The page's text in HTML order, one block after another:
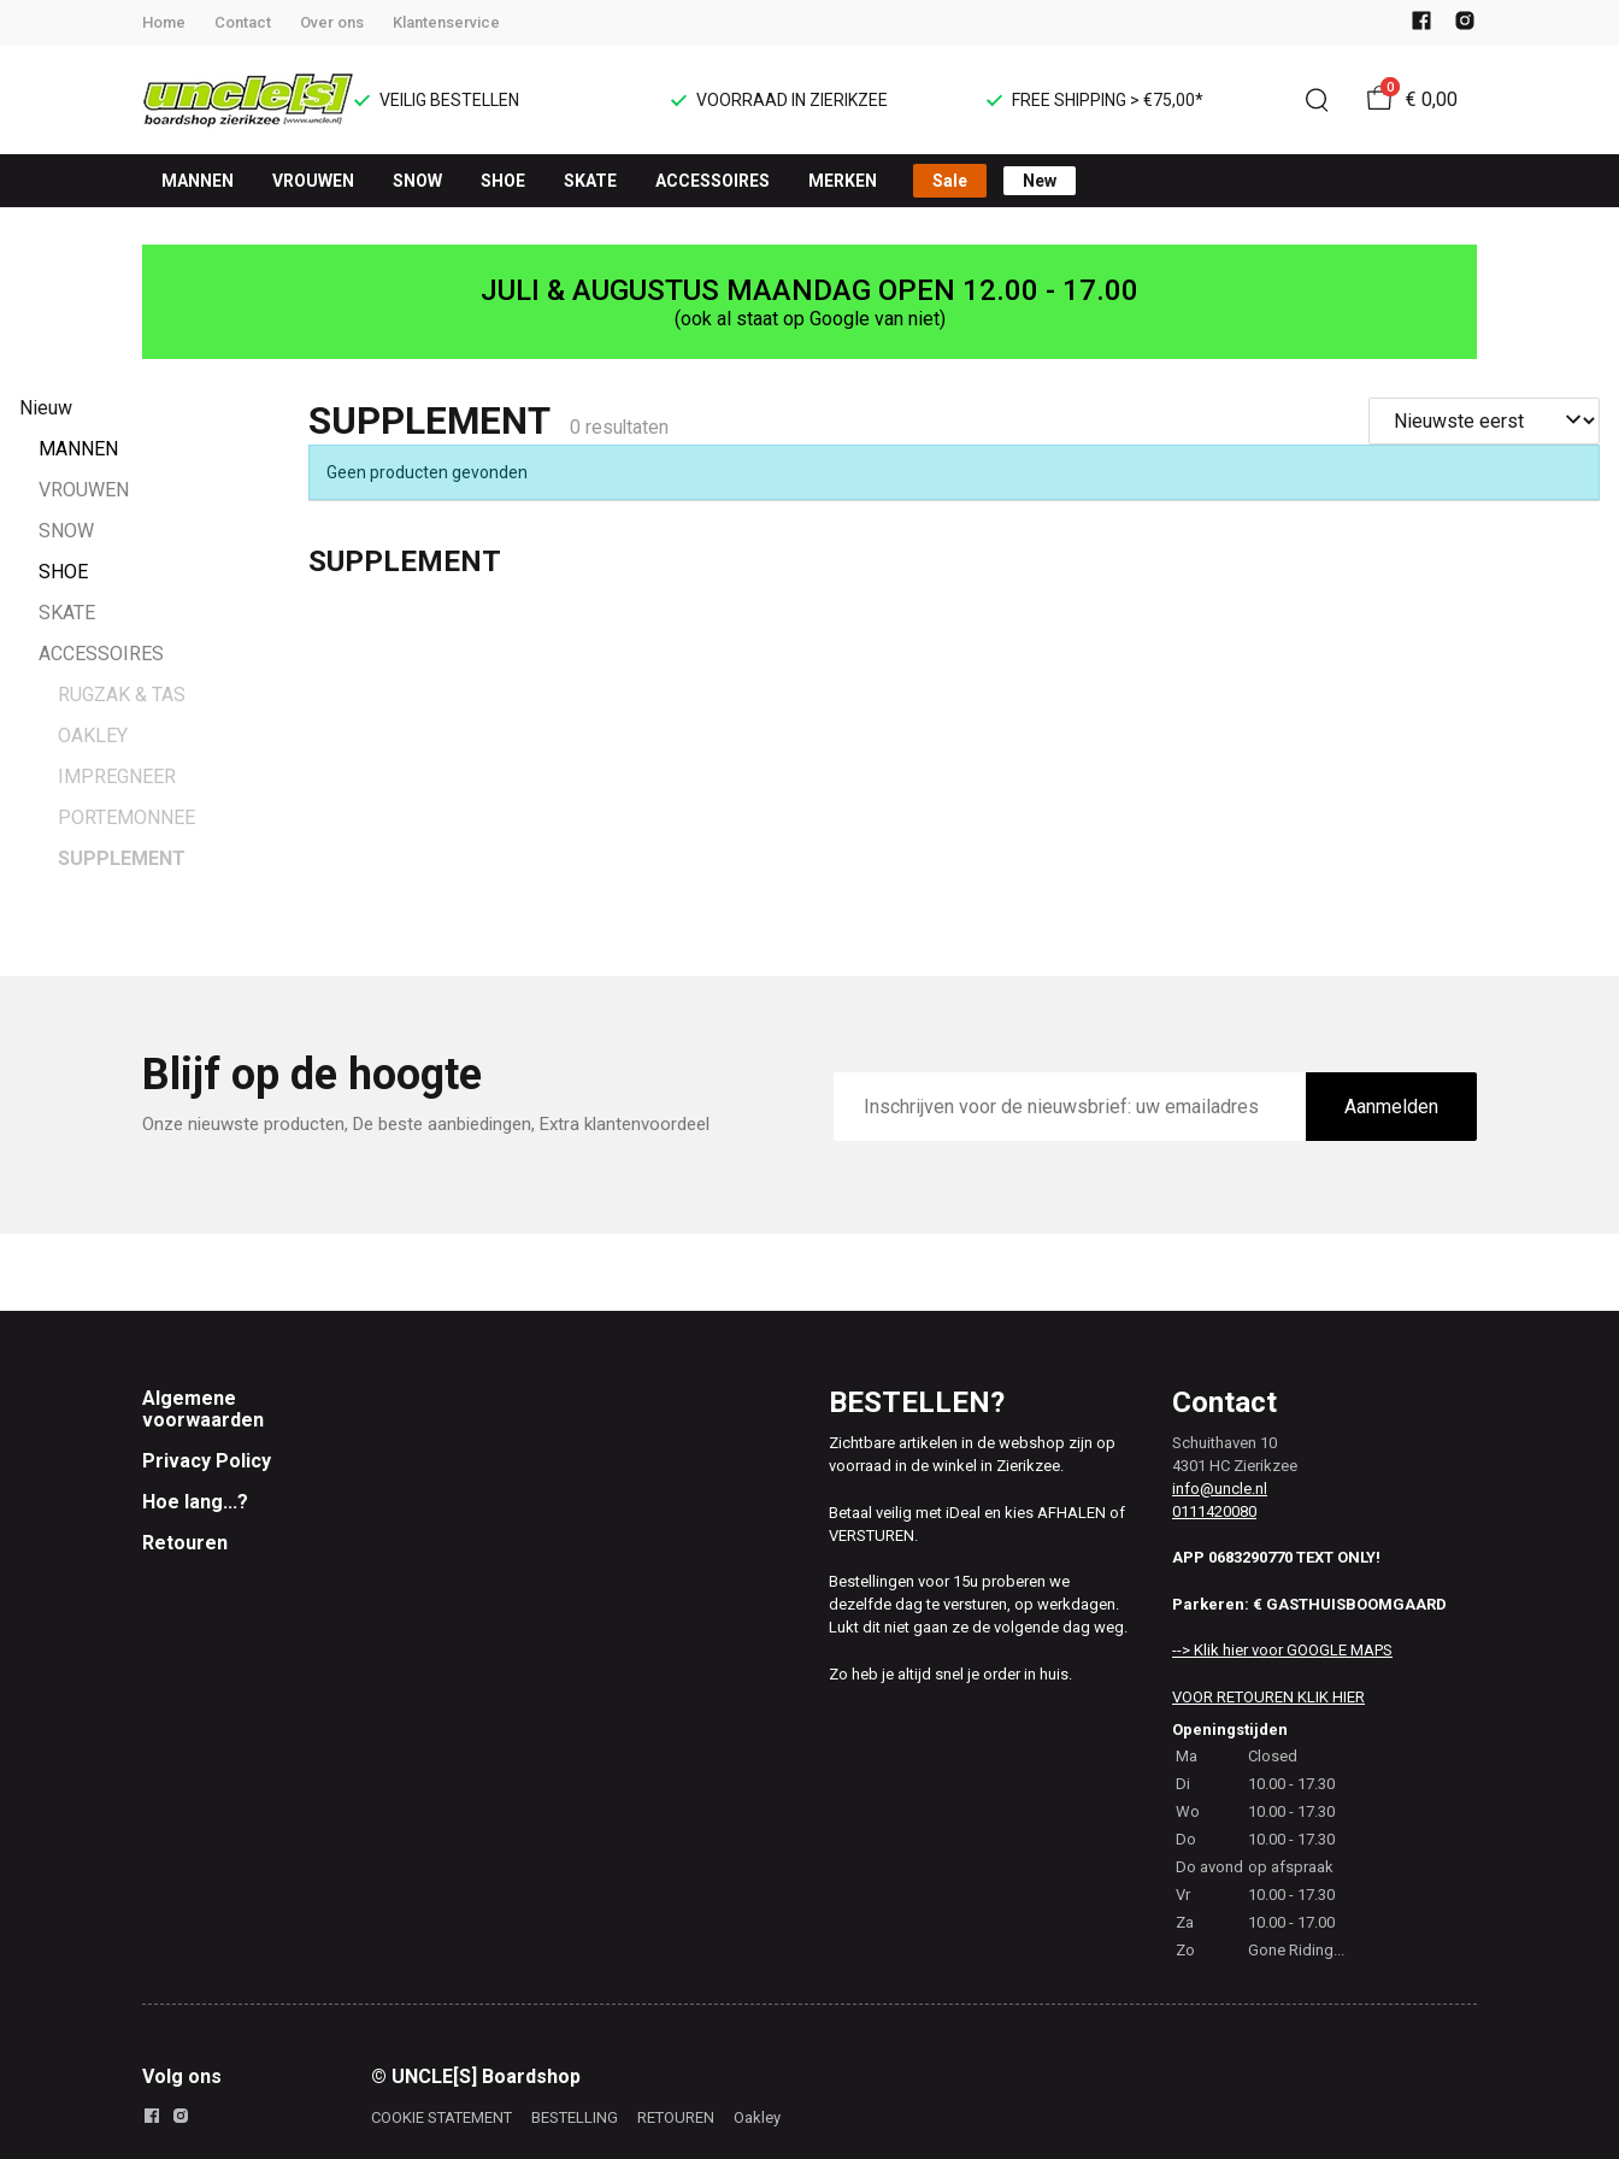
Home Contact Over ons Klantenservice
VEILIG BESTELLEN VOORRAAD IN ZIERIKZEE FREE SHIPPING > €75,00*
0
€ 0,00
MANNEN VROUWEN SNOW SHOE SKATE ACCESSOIRES MERKEN Sale New
Supplement
UNCLE[S]
Boardshop
JULI & AUGUSTUS MAANDAG OPEN 12.00 - 17.00
(ook al staat op Google van niet)
Nieuw
MANNEN
VROUWEN
SNOW
SHOE
SKATE
ACCESSOIRES
RUGZAK & TAS
OAKLEY
IMPREGNEER
PORTEMONNEE
SUPPLEMENT
SUPPLEMENT 0 resultaten
Geen producten gevonden
SUPPLEMENT
Blijf op de hoogte
Onze nieuwste producten, De beste aanbiedingen, Extra klantenvoordeel
mailadres
Aanmelden
Footer
Algemene
voorwaarden
Privacy Policy
Hoe lang...?
Retouren
BESTELLEN?
Zichtbare artikelen in de webshop zijn op
voorraad in de winkel in Zierikzee.
Betaal veilig met iDeal en kies AFHALEN of
VERSTUREN.
Bestellingen voor 15u proberen we
dezelfde dag te versturen, op werkdagen.
Lukt dit niet gaan ze de volgende dag weg.
Zo heb je altijd snel je order in huis.
Contact
Schuithaven 10
4301 HC Zierikzee
info@uncle.nl
0111420080
APP 0683290770 TEXT ONLY!
Parkeren: € GASTHUISBOOMGAARD
--> Klik hier voor GOOGLE MAPS
VOOR RETOUREN KLIK HIER
Openingstijden
Ma
Closed
Di
10.00 - 17.30
Wo
10.00 - 17.30
Do
10.00 - 17.30
Do avond op afspraak
Vr
10.00 - 17.30
Za
10.00 - 17.00
Zo
Gone Riding...
Volg ons © UNCLE[S] Boardshop
COOKIE STATEMENT BESTELLING RETOUREN Oakley